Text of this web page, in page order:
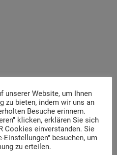
dachau.de/aktuelle-
unserer Website, um Ihnen
zu bieten, indem wir uns an
Besuche erinnern.
klicken, erklären Sie sich
Cookies einverstanden. Sie
Einstellungen" besuchen, um
zu erteilen.